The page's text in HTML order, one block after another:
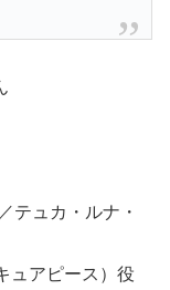
テュカ・ルナ・
ュアピース）役